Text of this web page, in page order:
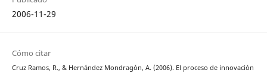
2006-11-29
Cómo citar
Cruz Ramos, R., & Hernández Mondragón, A. (2006). El proceso de innovación